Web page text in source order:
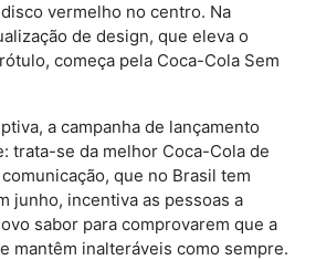
vermelho no centro. Na
de design, que eleva o
começa pela Coca-Cola Sem
a campanha de lançamento
trata-se da melhor Coca-Cola de
que no Brasil tem
junho, incentiva as pessoas a
sabor para comprovarem que a
mantêm inalteráveis como sempre.